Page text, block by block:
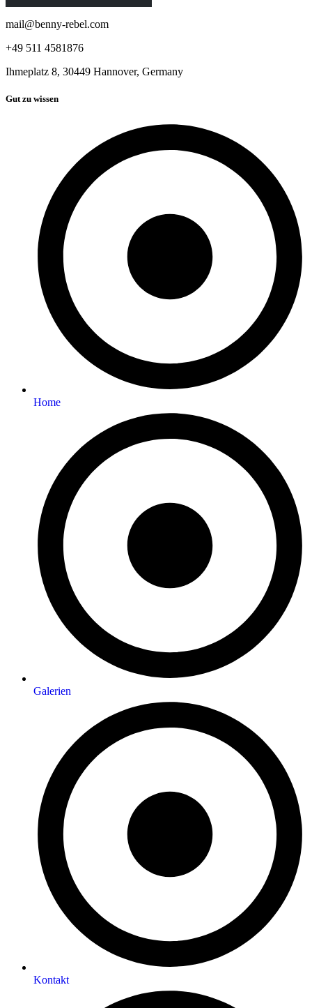
mail@benny-rebel.com
+49 511 4581876
Ihmeplatz 8, 30449 Hannover, Germany
Gut zu wissen
Home
Galerien
Kontakt